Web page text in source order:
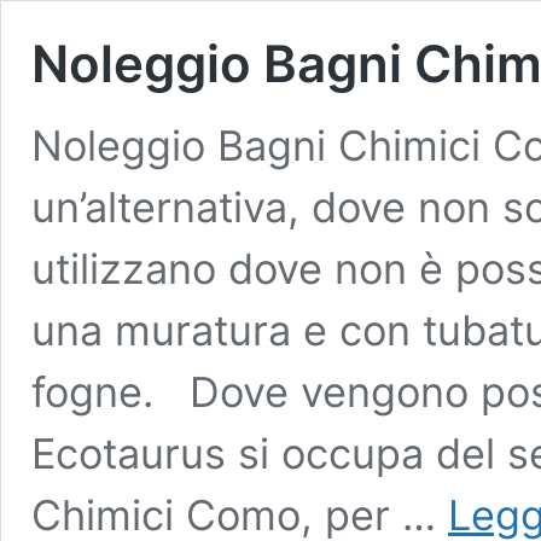
Noleggio Bagni
Noleggio Bagni Chimici
un’alternativa, dove non
utilizzano dove non è
una muratura e con
fogne. Dove vengono
Ecotaurus si occupa del
Chimici Como, per …